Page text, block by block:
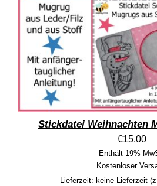
Stickdatei Weihnachten
€15,00
Enthält 19%
Kostenloser
Lieferzeit: keine Lieferzeit